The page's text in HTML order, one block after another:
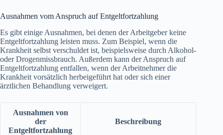
Ausnahmen vom Anspruch auf Entgeltfortzahlung
Es gibt einige Ausnahmen, bei denen der Arbeitgeber keine
Entgeltfortzahlung leisten muss. Zum Beispiel, wenn die
Krankheit selbst verschuldet ist, beispielsweise durch Alkohol-
oder Drogenmissbrauch. Außerdem kann der Anspruch auf
Entgeltfortzahlung entfallen, wenn der Arbeitnehmer die
Krankheit vorsätzlich herbeigeführt hat oder sich einer
ärztlichen Behandlung verweigert.
Ausnahmen von
der
Entgeltfortzahlung
Beschreibung